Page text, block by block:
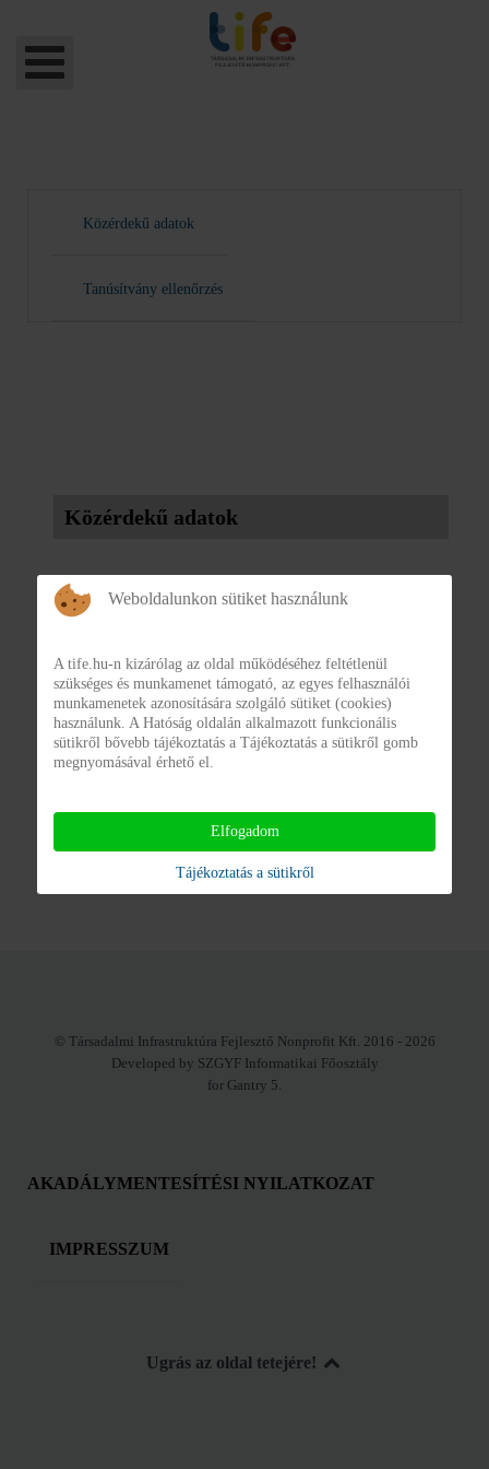
Közérdekű adatok
Tanúsítvány ellenőrzés
Közérdekű adatok
1.10. Lapok
szerkesztőség és kiadó neve és címe, valamint a
főszerkesztő neve
közzétételi egységben releváns információ.
© Társadalmi Infrastruktúra Fejlesztő Nonprofit Kft. 2016 - 2026
Developed by SZGYF Informatikai Főosztály
for Gantry 5.
AKADÁLYMENTESÍTÉSI NYILATKOZAT
IMPRESSZUM
Ugrás az oldal tetejére!
Weboldalunkon sütiket használunk
A tife.hu-n kizárólag az oldal működéséhez feltétlenül
szükséges és munkamenet támogató, az egyes felhasználói
munkamenetek azonosítására szolgáló sütiket (cookies)
használunk. A Hatóság oldalán alkalmazott funkcionális
sütikről bővebb tájékoztatás a Tájékoztatás a sütikről gomb
megnyomásával érhető el.
Elfogadom
Tájékoztatás a sütikről